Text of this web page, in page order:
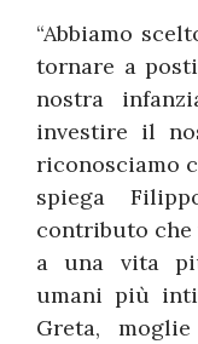
“Abbiamo
tornare a
nostra
investire il
riconosciamo
spiega
contributo
a una vita
umani più
Greta,